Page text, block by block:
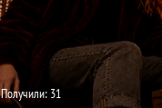
Получили: 31